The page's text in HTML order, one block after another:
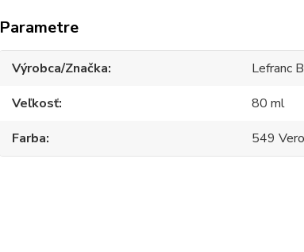
Parametre
Výrobca/Značka
Lefranc
Veľkosť
80 ml
Farba
549